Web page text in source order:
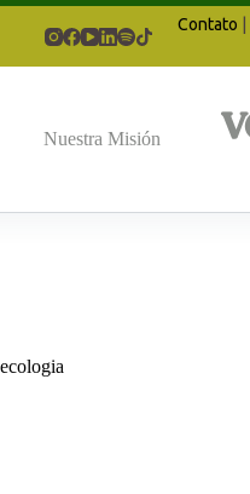
Contato |
Nuestra Misión